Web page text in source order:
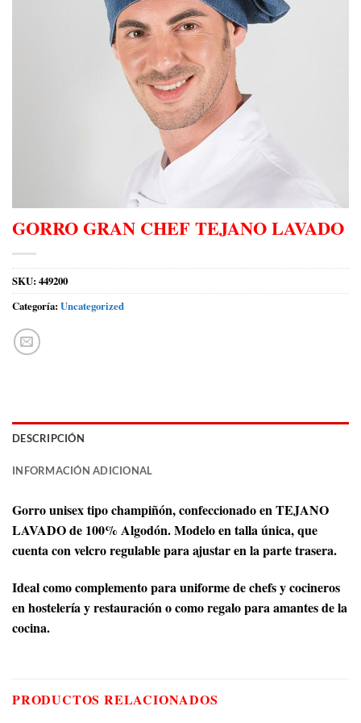
GORRO GRAN CHEF TEJANO LAVADO
SKU: 449200
Categoría: Uncategorized
DESCRIPCIÓN
INFORMACIÓN ADICIONAL
Gorro unisex tipo champiñón, confeccionado en TEJANO
LAVADO de 100% Algodón. Modelo en talla única, que
cuenta con velcro regulable para ajustar en la parte trasera.
Ideal como complemento para uniforme de chefs y cocineros
en hostelería y restauración o como regalo para amantes de la
cocina.
PRODUCTOS RELACIONADOS